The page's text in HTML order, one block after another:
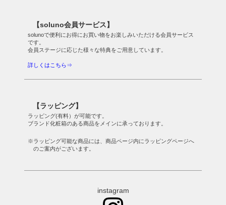
【soluno会員サービス】
solunoで便利にお得にお買い物をお楽しみいただける会員サービス
です。
会員ステージに応じた様々な特典をご用意しています。
詳しくはこちら⇒
【ラッピング】
ラッピング(有料）が可能です。
ブランド化粧箱のある商品をメインに承っております。
※ラッピング可能な商品には、商品ページ内にラッピングページへ
のご案内がございます。
instagram